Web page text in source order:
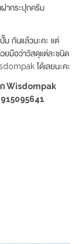
ากระปุกครีม
ม กันแล้วนะคะ แต่
ยมือว่าวัสดุแต่ละชนิด
ได้เลยนะคะ
าก Wisdompak